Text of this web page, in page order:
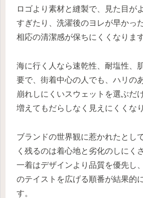
ロゴより素材と縫製で、見た目が
すぎたり、洗濯後のヨレが早かっ
相応の清潔感が保ちにくくなります
海に行く人なら速乾性、耐塩性、
要で、街着中心の人でも、ハリの
崩れしにくいスウェットを選ぶだ
増えてもだらしなく見えにくくな
ブランドの世界観に惹かれたとし
く残るのは着心地と劣化のしにく
一着はデザインより品質を優先し
のテイストを広げる順番が結果的
す。